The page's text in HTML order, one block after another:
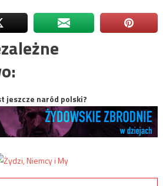
jeszcze naród polski?